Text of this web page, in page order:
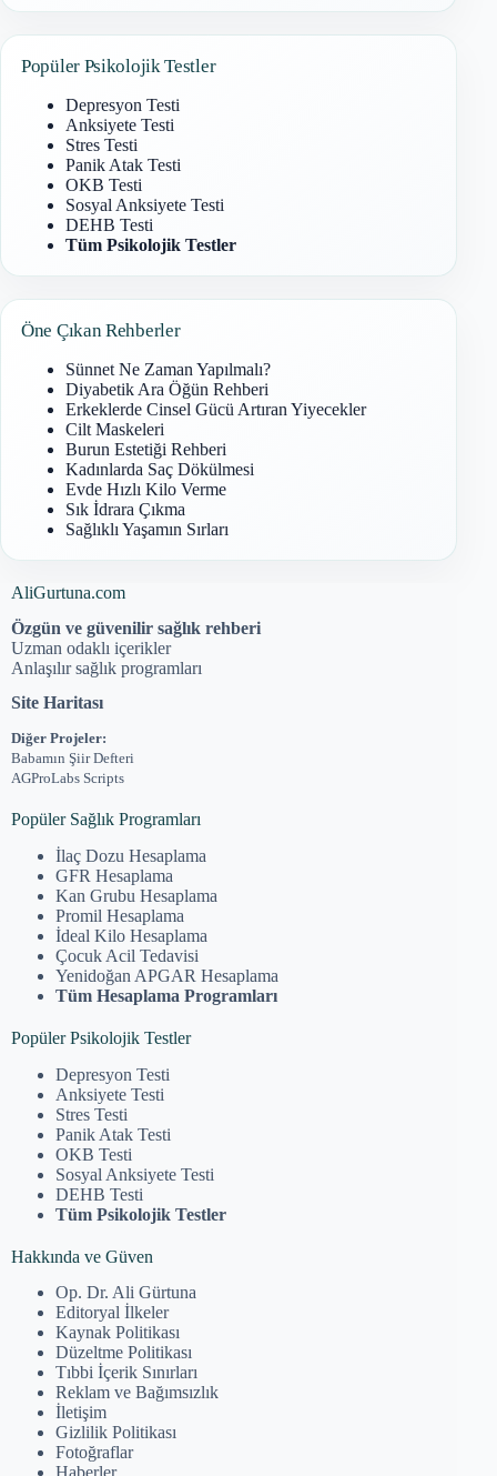
Popüler Psikolojik Testler
Depresyon Testi
Anksiyete Testi
Stres Testi
Panik Atak Testi
OKB Testi
Sosyal Anksiyete Testi
DEHB Testi
Tüm Psikolojik Testler
Öne Çıkan Rehberler
Sünnet Ne Zaman Yapılmalı?
Diyabetik Ara Öğün Rehberi
Erkeklerde Cinsel Gücü Artıran Yiyecekler
Cilt Maskeleri
Burun Estetiği Rehberi
Kadınlarda Saç Dökülmesi
Evde Hızlı Kilo Verme
Sık İdrara Çıkma
Sağlıklı Yaşamın Sırları
AliGurtuna.com
Özgün ve güvenilir sağlık rehberi
Uzman odaklı içerikler
Anlaşılır sağlık programları
Site Haritası
Diğer Projeler:
Babamın Şiir Defteri
AGProLabs Scripts
Popüler Sağlık Programları
İlaç Dozu Hesaplama
GFR Hesaplama
Kan Grubu Hesaplama
Promil Hesaplama
İdeal Kilo Hesaplama
Çocuk Acil Tedavisi
Yenidoğan APGAR Hesaplama
Tüm Hesaplama Programları
Popüler Psikolojik Testler
Depresyon Testi
Anksiyete Testi
Stres Testi
Panik Atak Testi
OKB Testi
Sosyal Anksiyete Testi
DEHB Testi
Tüm Psikolojik Testler
Hakkında ve Güven
Op. Dr. Ali Gürtuna
Editoryal İlkeler
Kaynak Politikası
Düzeltme Politikası
Tıbbi İçerik Sınırları
Reklam ve Bağımsızlık
İletişim
Gizlilik Politikası
Fotoğraflar